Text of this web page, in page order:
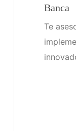
Banca
Te